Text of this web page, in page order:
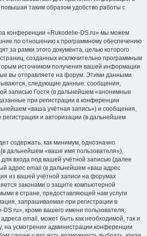
таким образом удобство работы с
конференции «Rukodelie-DS.ru» мы можем
по отношению к программному обеспечению
за рамки этого документа, целью которого
созданных исключительно программным
источником получения вашей информации
вы отправляете на форум. Этими данными
следующие данные: сообщения,
записью Гостя (в дальнейшем «анонимные
при регистрации в конференции
«ваша учётная запись») и сообщения,
и авторизации (в дальнейшем
содержать, как минимум, однозначно
дальнейшем «ваше имя пользователя»),
входа под вашей учётной записью (далее
адрес email (в дальнейшем «ваш адрес
из вашей учётной записи на форумах
законами о защите компьютерной
в стране, предоставляющей нам услуги
запрашиваемая при регистрации в
кроме вашего имени пользователя,
email, может быть как необходимой, так и
на усмотрение администрации конференции